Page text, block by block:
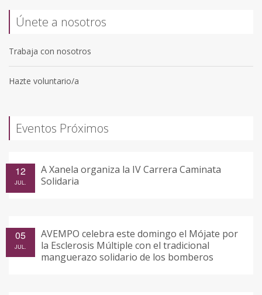
Únete a nosotros
Trabaja con nosotros
Hazte voluntario/a
Eventos Próximos
A Xanela organiza la IV Carrera Caminata
Solidaria
12
JUL.
AVEMPO celebra este domingo el Mójate por
la Esclerosis Múltiple con el tradicional
manguerazo solidario de los bomberos
05
JUL.